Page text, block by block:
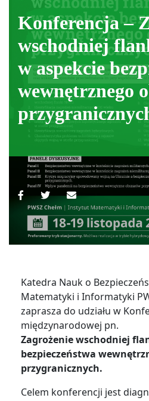
Konferencja –
wschodniej
w aspekcie
wewnętrznego
Katedra Nauk o
Matematyki i Informatyki
zaprasza do udziału w
międzynarodowej pn.
Zagrożenie wschodniej
bezpieczeństwa
przygranicznych.
Celem konferencji jest